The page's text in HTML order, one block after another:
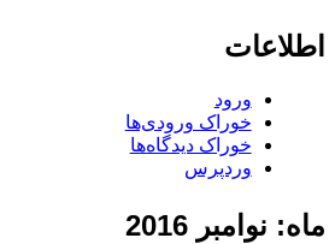
اطلاعات
ورود
خوراک ورودی‌ها
خوراک دیدگاه‌ها
وردپرس
ماه: نوامبر 2016